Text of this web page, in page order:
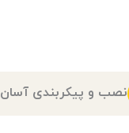
نصب و پیکربندی آسان